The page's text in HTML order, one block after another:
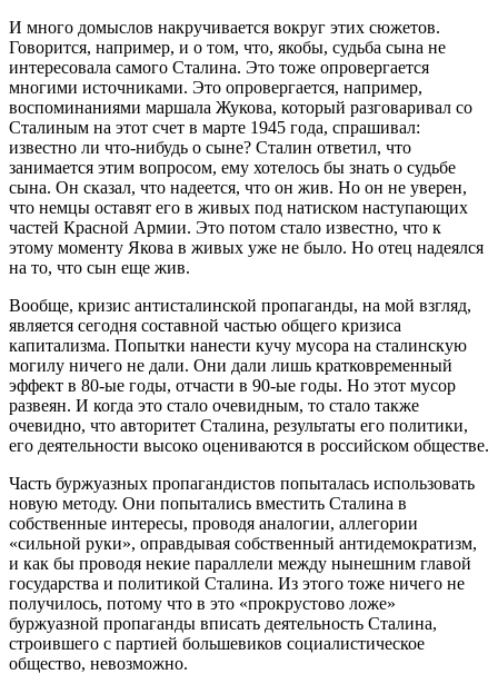
И много домыслов накручивается вокруг этих сюжетов.
Говорится, например, и о том, что, якобы, судьба сына не
интересовала самого Сталина. Это тоже опровергается
многими источниками. Это опровергается, например,
воспоминаниями маршала Жукова, который разговаривал со
Сталиным на этот счет в марте 1945 года, спрашивал:
известно ли что-нибудь о сыне? Сталин ответил, что
занимается этим вопросом, ему хотелось бы знать о судьбе
сына. Он сказал, что надеется, что он жив. Но он не уверен,
что немцы оставят его в живых под натиском наступающих
частей Красной Армии. Это потом стало известно, что к
этому моменту Якова в живых уже не было. Но отец надеялся
на то, что сын еще жив.
Вообще, кризис антисталинской пропаганды, на мой взгляд,
является сегодня составной частью общего кризиса
капитализма. Попытки нанести кучу мусора на сталинскую
могилу ничего не дали. Они дали лишь кратковременный
эффект в 80-ые годы, отчасти в 90-ые годы. Но этот мусор
развеян. И когда это стало очевидным, то стало также
очевидно, что авторитет Сталина, результаты его политики,
его деятельности высоко оцениваются в российском обществе.
Часть буржуазных пропагандистов попыталась использовать
новую методу. Они попытались вместить Сталина в
собственные интересы, проводя аналогии, аллегории
«сильной руки», оправдывая собственный антидемократизм,
и как бы проводя некие параллели между нынешним главой
государства и политикой Сталина. Из этого тоже ничего не
получилось, потому что в это «прокрустово ложе»
буржуазной пропаганды вписать деятельность Сталина,
строившего с партией большевиков социалистическое
общество, невозможно.